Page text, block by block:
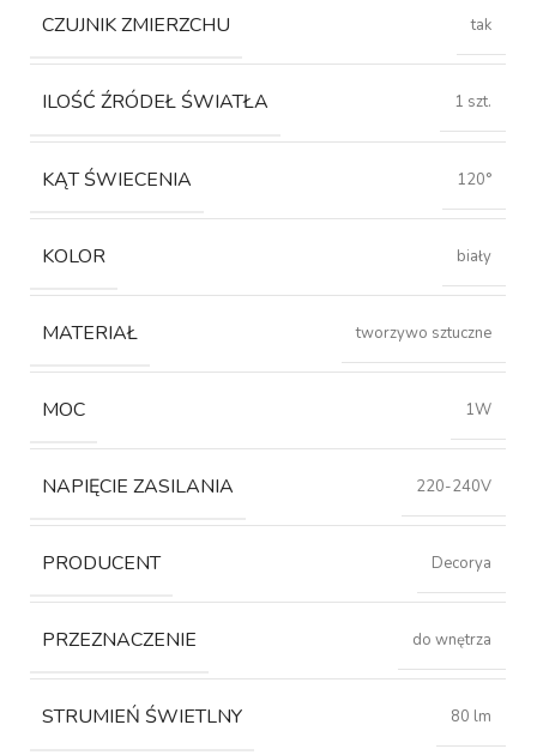
CZUJNIK ZMIERZCHU tak
ILOŚĆ ŹRÓDEŁ ŚWIATŁA 1 szt.
KĄT ŚWIECENIA 120°
KOLOR biały
MATERIAŁ tworzywo sztuczne
MOC 1W
NAPIĘCIE ZASILANIA 220-240V
PRODUCENT Decorya
PRZEZNACZENIE do wnętrza
STRUMIEŃ ŚWIETLNY 80 lm